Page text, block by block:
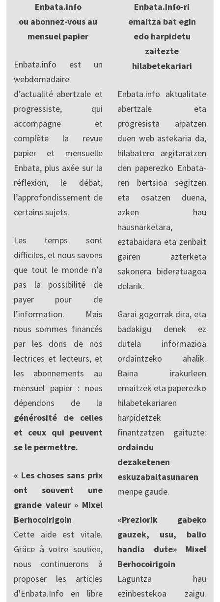
Enbata.info
ou abonnez-vous au
mensuel papier
Enbata.info est un
webdomadaire
d’actualité abertzale et
progressiste, qui
accompagne et
complète la revue
papier et mensuelle
Enbata, plus axée sur la
réflexion, le débat,
l’approfondissement de
certains sujets.
Les temps sont
difficiles, et nous savons
que tout le monde n’a
pas la possibilité de
payer pour de
l’information. Mais
nous sommes financés
par les dons de nos
lectrices et lecteurs, et
les abonnements au
mensuel papier : nous
dépendons de la
générosité de celles
et ceux qui peuvent
se le permettre.
« Les choses sans prix
ont souvent une
grande valeur » Mixel
Berhocoirigoin
Cette aide est vitale.
Grâce à votre soutien,
nous continuerons à
proposer les articles
d'Enbata.Info en libre
Enbata.Info-ri
emaitza bat egin
edo harpidetu
zaitezte
hilabetekariari
Enbata.info aktualitate
abertzale eta
progresista aipatzen
duen web astekaria da,
hilabatero argitaratzen
den paperezko Enbata-
ren bertsioa segitzen
eta osatzen duena,
azken hau
hausnarketara,
eztabaidara eta zenbait
gairen azterketa
sakonera bideratuagoa
delarik.
Garai gogorrak dira, eta
badakigu denek ez
dutela informazioa
ordaintzeko ahalik.
Baina irakurleen
emaitzek eta paperezko
hilabetekariaren
harpidetzek
finantzatzen gaituzte:
ordaindu
dezaketenen
eskuzabaltasunaren
menpe gaude.
«Preziorik gabeko
gauzek, usu, balio
handia dute» Mixel
Berhocoirigoin
Laguntza hau
ezinbestekoa zaigu.